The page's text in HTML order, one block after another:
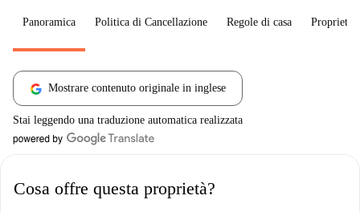
Panoramica Politica di Cancellazione Regole di casa
Mostrare contenuto originale in inglese
Stai leggendo una traduzione automatica realizzata
Cosa offre questa proprietà?